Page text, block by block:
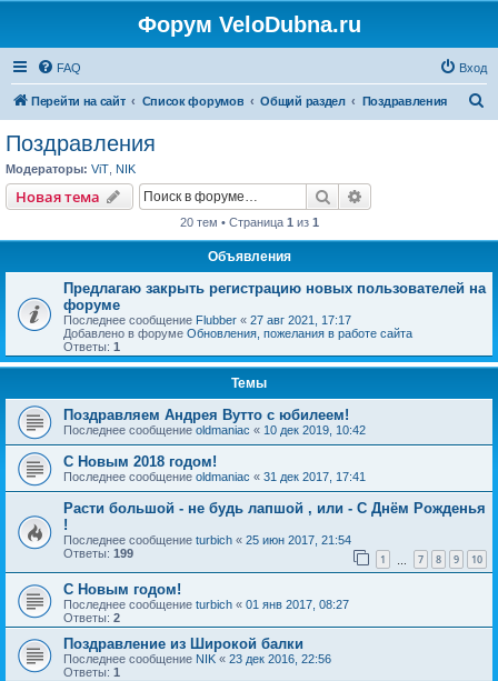
Форум VeloDubna.ru
FAQ Вход
Перейти на сайт Список форумов Общий раздел Поздравления
Поздравления
Модераторы: ViT NIK
Новая тема Поиск
20 тем • Страница 1 из 1
Объявления
Предлагаю закрыть регистрацию новых пользователей на
форуме
Последнее сообщение Flubber « 27 авг 2021, 17:17
Добавлено в форуме Обновления, пожелания в работе сайта
Ответы: 1
Темы
Поздравляем Андрея Вутто с юбилеем!
Последнее сообщение oldmaniac « 10 дек 2019, 10:42
С Новым 2018 годом!
Последнее сообщение oldmaniac « 31 дек 2017, 17:41
Расти большой - не будь лапшой , или - С Днём Рожденья
!
Последнее сообщение turbich « 25 июн 2017, 21:54
Ответы: 199 1 7 8 9 10
С Новым годом!
Последнее сообщение turbich « 01 янв 2017, 08:27
Ответы: 2
Поздравление из Широкой балки
Последнее сообщение NIK « 23 дек 2016, 22:56
Ответы: 1